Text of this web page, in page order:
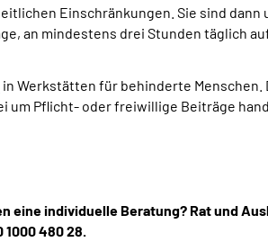
Einschränkungen. Sie sind
an mindestens drei Stunden täglich
in Werkstätten für behinderte Menschen.
Pflicht- oder freiwillige Beiträge
eine individuelle Beratung? Rat und
1000 480 28.